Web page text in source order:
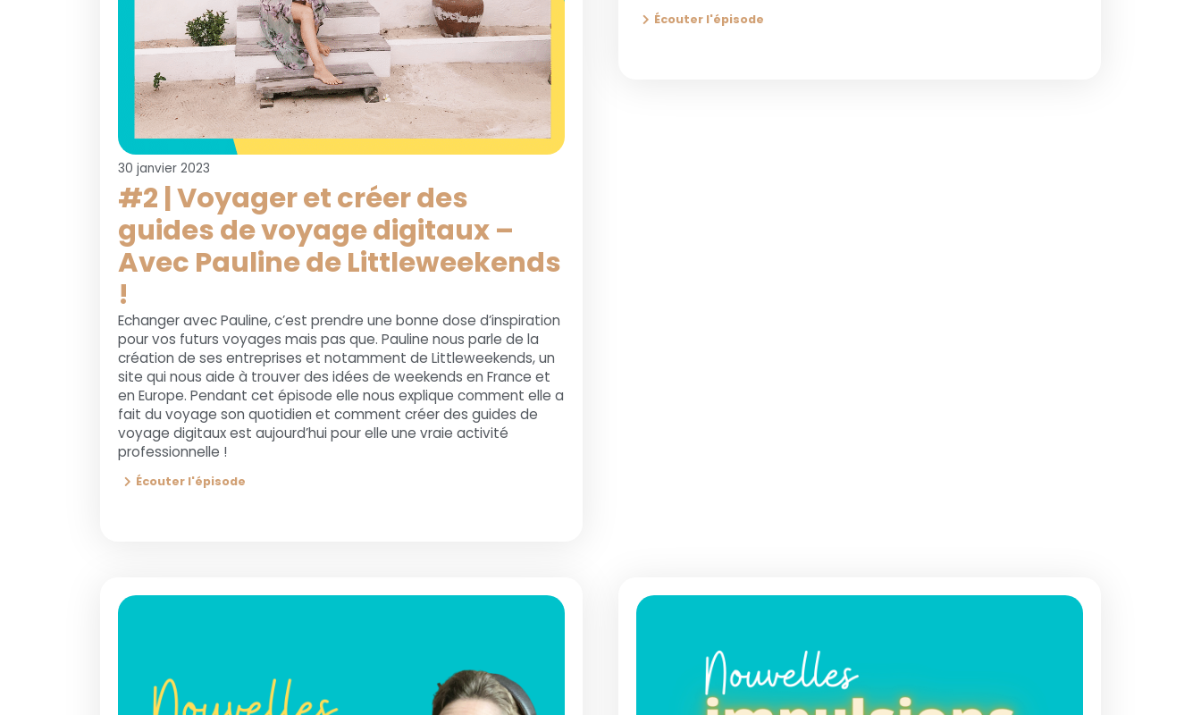
30 janvier 2023
#2 | Voyager et créer des
guides de voyage digitaux –
Avec Pauline de Littleweekends
!
Echanger avec Pauline, c’est prendre une bonne dose d’inspiration
pour vos futurs voyages mais pas que. Pauline nous parle de la
création de ses entreprises et notamment de Littleweekends, un
site qui nous aide à trouver des idées de weekends en France et
en Europe. Pendant cet épisode elle nous explique comment elle a
fait du voyage son quotidien et comment créer des guides de
voyage digitaux est aujourd’hui pour elle une vraie activité
professionnelle !
Écouter l'épisode
Écouter l'épisode